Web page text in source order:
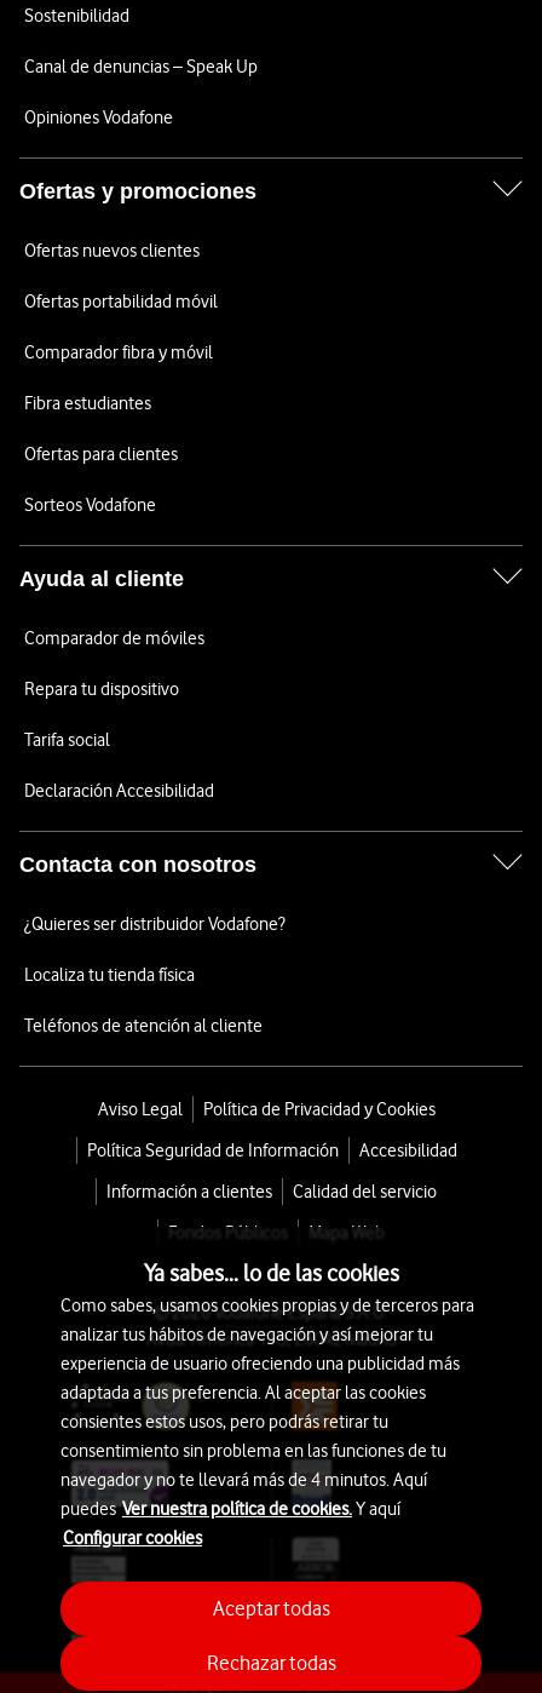
Sostenibilidad
Canal de denuncias – Speak Up
Opiniones Vodafone
Ofertas y promociones
Ofertas nuevos clientes
Ofertas portabilidad móvil
Comparador fibra y móvil
Fibra estudiantes
Ofertas para clientes
Sorteos Vodafone
Ayuda al cliente
Comparador de móviles
Repara tu dispositivo
Tarifa social
Declaración Accesibilidad
Contacta con nosotros
¿Quieres ser distribuidor Vodafone?
Localiza tu tienda física
Teléfonos de atención al cliente
Aviso Legal
Política de Privacidad y Cookies
Política Seguridad de Información
Accesibilidad
Información a clientes
Calidad del servicio
Fondos Públicos
Mapa Web
© 2026 Vodafone España S.A.U.
Avda. América 115, 28042 Madrid
Ya sabes... lo de las cookies
Como sabes, usamos cookies propias y de terceros para
analizar tus hábitos de navegación y así mejorar tu
experiencia de usuario ofreciendo una publicidad más
adaptada a tus preferencia. Al aceptar las cookies
consientes estos usos, pero podrás retirar tu
consentimiento sin problema en las funciones de tu
navegador y no te llevará más de 4 minutos. Aquí
puedesVer nuestra política de cookies.Y aquí
Configurar cookies
Rechazar todas
Aceptar todas